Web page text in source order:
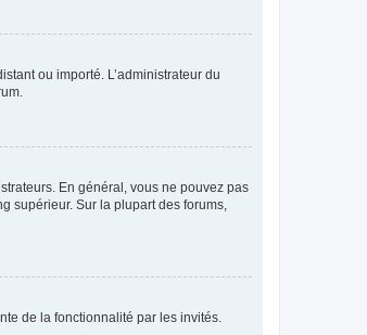
ou importé. L’administrateur du
En général, vous ne pouvez pas
supérieur. Sur la plupart des forums,
de la fonctionnalité par les invités.